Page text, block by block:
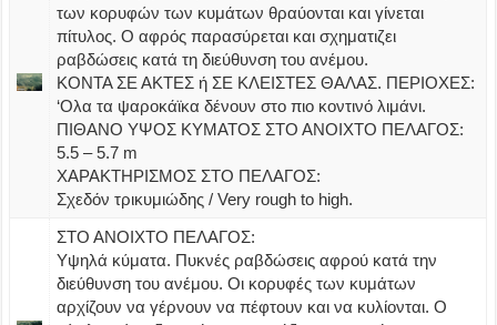
των κορυφών των κυμάτων θραύονται και γίνεται
πίτυλος. Ο αφρός παρασύρεται και σχηματιζει
ραβδώσεις κατά τη διεύθυνση του ανέμου.
ΚΟΝΤΑ ΣΕ ΑΚΤΕΣ ή ΣΕ ΚΛΕΙΣΤΕΣ ΘΑΛΑΣ. ΠΕΡΙΟΧΕΣ:
‘Ολα τα ψαροκάϊκα δένουν στο πιο κοντινό λιμάνι.
ΠΙΘΑΝΟ ΥΨΟΣ ΚΥΜΑΤΟΣ ΣΤΟ ΑΝΟΙΧΤΟ ΠΕΛΑΓΟΣ:
5.5 – 5.7 m
ΧΑΡΑΚΤΗΡΙΣΜΟΣ ΣΤΟ ΠΕΛΑΓΟΣ:
Σχεδόν τρικυμιώδης / Very rough to high.
ΣΤΟ ΑΝΟΙΧΤΟ ΠΕΛΑΓΟΣ:
Υψηλά κύματα. Πυκνές ραβδώσεις αφρού κατά την
διεύθυνση του ανέμου. Οι κορυφές των κυμάτων
αρχίζουν να γέρνουν να πέφτουν και να κυλίονται. Ο